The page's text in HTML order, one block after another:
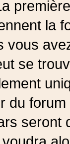
la
vous
se
du
seront